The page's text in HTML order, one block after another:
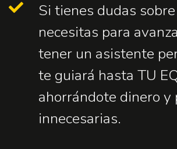
Si tienes dudas
necesitas para
tener un asistente
te guiará hasta TU
ahorrándote dinero y
innecesarias.